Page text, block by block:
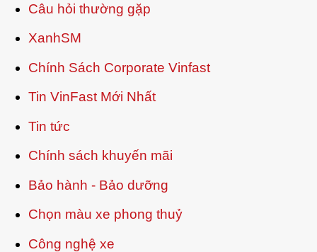
Câu hỏi thường gặp
XanhSM
Chính Sách Corporate Vinfast
Tin VinFast Mới Nhất
Tin tức
Chính sách khuyến mãi
Bảo hành - Bảo dưỡng
Chọn màu xe phong thuỷ
Công nghệ xe